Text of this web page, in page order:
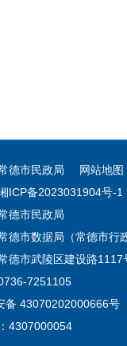
德市民政局
网站地图
ICP备2023031904号-1
德市民政局
德市数据局（常德市行
德市武陵区建设路1117
7251105
备 43070202000666号
4307000054